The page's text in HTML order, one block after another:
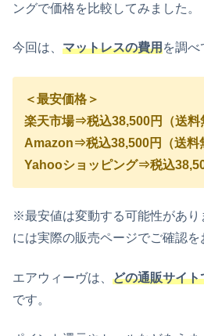
ングで価格を比較してみました。
今回は、 マットレスの費用を調べ
＜最安価格＞
楽天市場⇒税込38,500円（送料
Amazon⇒税込38,500円（送料
Yahooショッピング⇒税込
※最安値は変動する可能性があり
には実際の販売ページでご確認を
エアウィーヴは、 どの通販サイト
です。